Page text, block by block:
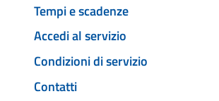
Tempi e scadenze
Accedi al servizio
Condizioni di servizio
Contatti